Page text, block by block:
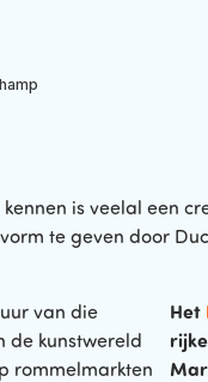
is veelal een
te geven door
van die
de kunstwereld
rommelmarkten
Het